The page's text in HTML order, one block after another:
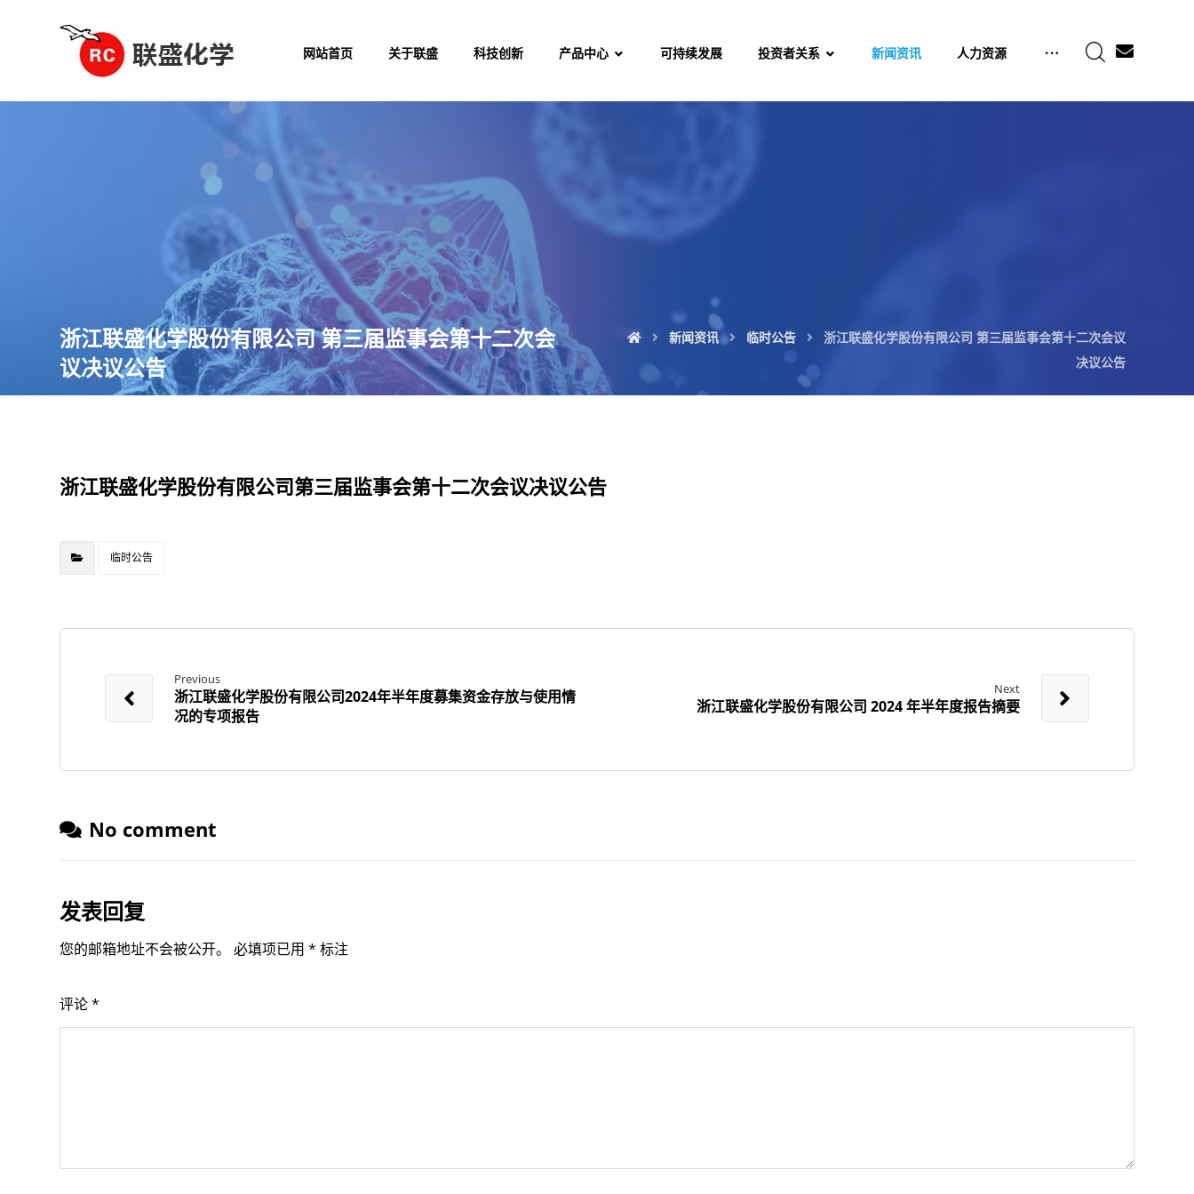
网站首页 关于联盛 科技创新 产品中心 可持续发展 投资者关系 新闻资讯 人力资源
浙江联盛化学股份有限公司 第三届监事会第十二次会
议决议公告
新闻资讯 临时公告
浙江联盛化学股份有限公司 第三届监事会第十二次会议
决议公告
浙江联盛化学股份有限公司第三届监事会第十二次会议决议公告
临时公告
Previous
浙江联盛化学股份有限公司2024年半年度募集资金存放与使用情
况的专项报告
Next
浙江联盛化学股份有限公司 2024 年半年度报告摘要
No comment
发表回复
您的邮箱地址不会被公开。 必填项已用* 标注
评论*